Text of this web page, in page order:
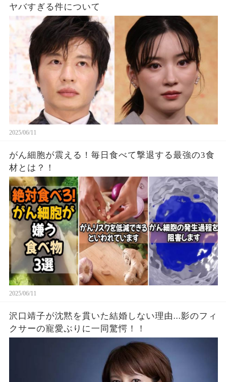
ヤバすぎる件について
2025/06/11
がん細胞が震える！毎日食べて撃退する最強の3食
材とは？！
2025/06/11
沢口靖子が沈黙を貫いた結婚しない理由...影のフィ
クサーの寵愛ぶりに一同驚愕！！